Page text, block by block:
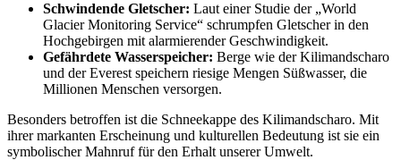
Schwindende Gletscher: Laut einer Studie der „World
Glacier Monitoring Service“ schrumpfen Gletscher in den
Hochgebirgen mit alarmierender Geschwindigkeit.
Gefährdete Wasserspeicher: Berge wie der Kilimandscharo
und der Everest speichern riesige Mengen Süßwasser, die
Millionen Menschen versorgen.
Besonders betroffen ist die Schneekappe des Kilimandscharo. Mit
ihrer markanten Erscheinung und kulturellen Bedeutung ist sie ein
symbolischer Mahnruf für den Erhalt unserer Umwelt.